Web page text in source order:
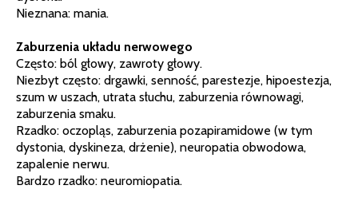
Nieznana: mania.
Zaburzenia układu nerwowego
Często: ból głowy, zawroty głowy.
Niezbyt często: drgawki, senność, parestezje, hipoestezja,
szum w uszach, utrata słuchu, zaburzenia równowagi,
zaburzenia smaku.
Rzadko: oczopląs, zaburzenia pozapiramidowe (w tym
dystonia, dyskineza, drżenie), neuropatia obwodowa,
zapalenie nerwu.
Bardzo rzadko: neuromiopatia.